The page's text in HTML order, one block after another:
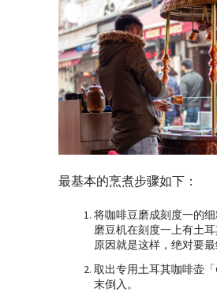
最基本的烹煮步骤如下：
将咖啡豆磨成刻度一的
磨豆机在刻度一上有土耳
原因就是这样，绝对要最
取出专用土耳其咖啡壶
末倒入。